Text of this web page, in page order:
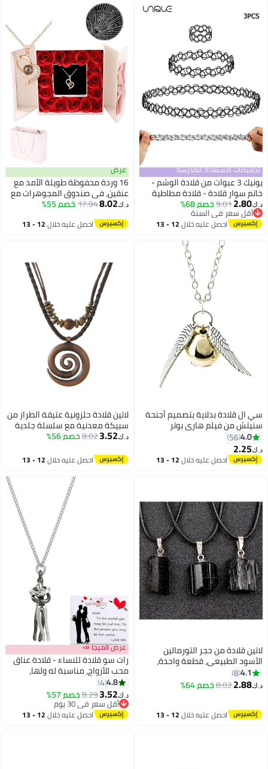
تخفيضات الاستعداد للمدرسة
يونيك 3 عبوات من قلادة الوشم -
خاتم سوار قلادة - قلادة مطاطية
مطاطية - قلادة غير مقلوبة - قلادة
90s 2000s Y2K أسود قلادة أزياء
مجوهرات عتيقة - اتجاه الموضة
د.ك‏2.80
9.01خصم 68%
أقل سعر في السنة
أقل سعر في السنة
احصل عليه خلال 12 - 13
عرض
16 وردة محفوظة طويلة الأمد مع
عنقين، في صندوق المجوهرات مع
عنقين "أحبك" وعنقين "أحبك" بـ 100
الشريكة/الزوجة في الذكرى
د.ك‏8.02
17.94خصم 55%
احصل عليه خلال 12 - 13
سي ال قلادة بدلاية بتصميم أجنحة
سنيتش من فيلم هاري بوتر
4.0
56
د.ك‏2.25
احصل عليه خلال 12 - 13
لاتين قلادة حلزونية عتيقة الطراز من
سبيكة معدنية مع سلسلة جلدية
مضفرة، لون بني
د.ك‏3.52
8.02خصم 56%
احصل عليه خلال 12 - 13
لاتين قلادة من حجر التورمالين
الأسود الطبيعي، قطعة واحدة،
للرجال والنساء، شكل عشوائي
4.1
8
د.ك‏2.88
8.02خصم 64%
احصل عليه خلال 12 - 13
عرض الميجا 📣
رات سو قلادة للنساء - قلادة عناق
محب للأزواج، مناسبة له ولها،
سلسلة من الفولاذ المقاوم للصدأ
للنساء والرجال.
4.8
4
د.ك‏3.52
8.29خصم 57%
أقل سعر في 30 يوم
أقل سعر في 30 يوماحصل عليه خلال 12 - 13